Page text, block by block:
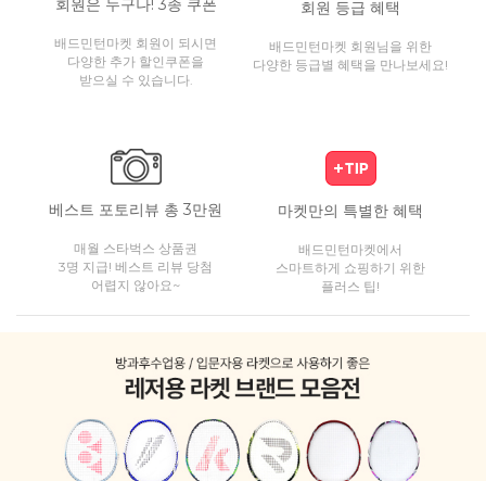
회원은 누구나! 3종 쿠폰
배드민턴마켓 회원이 되시면
다양한 추가 할인쿠폰을
받으실 수 있습니다.
회원 등급 혜택
배드민턴마켓 회원님을 위한
다양한 등급별 혜택을 만나보세요!
베스트 포토리뷰 총 3만원
매월 스타벅스 상품권
3명 지급! 베스트 리뷰 당첨
어렵지 않아요~
마켓만의 특별한 혜택
배드민턴마켓에서
스마트하게 쇼핑하기 위한
플러스 팁!